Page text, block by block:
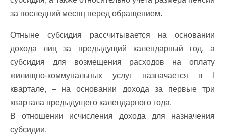
за последний месяц перед обращением.
Отныне субсидия рассчитывается на основании
дохода лиц за предыдущий календарный год, а
субсидия для возмещения расходов на оплату
жилищно-коммунальных услуг назначается в I
квартале, – на основании дохода за первые три
квартала предыдущего календарного года.
В отношении исчисления дохода для назначения
субсидии.